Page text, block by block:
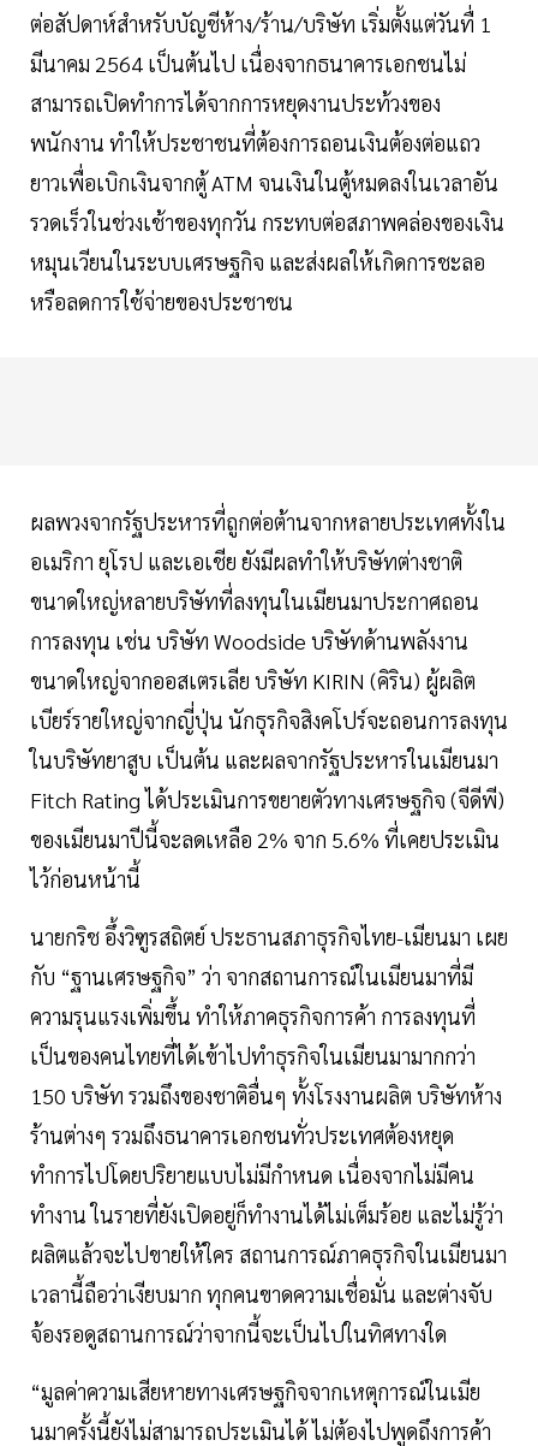
ต่อสัปดาห์สำหรับบัญชีห้าง/ร้าน/บริษัท เริ่มตั้งแต่วันทื่ 1
มีนาคม 2564 เป็นต้นไป เนื่องจากธนาคารเอกชนไม่
สามารถเปิดทำการได้จากการหยุดงานประท้วงของ
พนักงาน ทำให้ประชาชนที่ต้องการถอนเงินต้องต่อแถว
ยาวเพื่อเบิกเงินจากตู้ ATM จนเงินในตู้หมดลงในเวลาอัน
รวดเร็วในช่วงเช้าของทุกวัน กระทบต่อสภาพคล่องของเงิน
หมุนเวียนในระบบเศรษฐกิจ และส่งผลให้เกิดการชะลอ
หรือลดการใช้จ่ายของประชาชน
ผลพวงจากรัฐประหารที่ถูกต่อต้านจากหลายประเทศทั้งใน
อเมริกา ยุโรป และเอเชีย ยังมีผลทำให้บริษัทต่างชาติ
ขนาดใหญ่หลายบริษัทที่ลงทุนในเมียนมาประกาศถอน
การลงทุน เช่น บริษัท Woodside บริษัทด้านพลังงาน
ขนาดใหญ่จากออสเตรเลีย บริษัท KIRIN (คิริน) ผู้ผลิต
เบียร์รายใหญ่จากญี่ปุ่น นักธุรกิจสิงคโปร์จะถอนการลงทุน
ในบริษัทยาสูบ เป็นต้น และผลจากรัฐประหารในเมียนมา
Fitch Rating ได้ประเมินการขยายตัวทางเศรษฐกิจ (จีดีพี)
ของเมียนมาปีนี้จะลดเหลือ 2% จาก 5.6% ที่เคยประเมิน
ไว้ก่อนหน้านี้
นายกริช อึ้งวิฑูรสถิตย์ ประธานสภาธุรกิจไทย-เมียนมา เผย
กับ “ฐานเศรษฐกิจ” ว่า จากสถานการณ์ในเมียนมาที่มี
ความรุนแรงเพิ่มขึ้น ทำให้ภาคธุรกิจการค้า การลงทุนที่
เป็นของคนไทยที่ได้เข้าไปทำธุรกิจในเมียนมามากกว่า
150 บริษัท รวมถึงของชาติอื่นๆ ทั้งโรงงานผลิต บริษัทห้าง
ร้านต่างๆ รวมถึงธนาคารเอกชนทั่วประเทศต้องหยุด
ทำการไปโดยปริยายแบบไม่มีกำหนด เนื่องจากไม่มีคน
ทำงาน ในรายที่ยังเปิดอยู่ก็ทำงานได้ไม่เต็มร้อย และไม่รู้ว่า
ผลิตแล้วจะไปขายให้ใคร สถานการณ์ภาคธุรกิจในเมียนมา
เวลานี้ถือว่าเงียบมาก ทุกคนขาดความเชื่อมั่น และต่างจับ
จ้องรอดูสถานการณ์ว่าจากนี้จะเป็นไปในทิศทางใด
“มูลค่าความเสียหายทางเศรษฐกิจจากเหตุการณ์ในเมีย
นมาครั้งนี้ยังไม่สามารถประเมินได้ ไม่ต้องไปพูดถึงการค้า